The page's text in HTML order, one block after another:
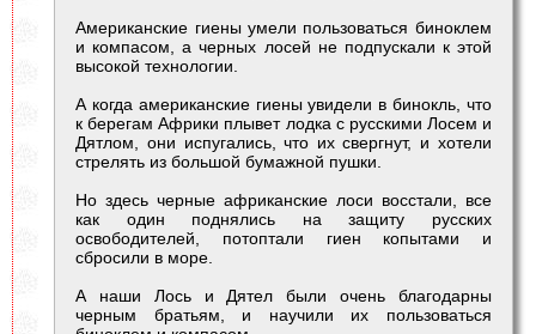
Американские гиены умели пользоваться биноклем
и компасом, а черных лосей не подпускали к этой
высокой технологии.
А когда американские гиены увидели в бинокль, что
к берегам Африки плывет лодка с русскими Лосем и
Дятлом, они испугались, что их свергнут, и хотели
стрелять из большой бумажной пушки.
Но здесь черные африканские лоси восстали, все
как один поднялись на защиту русских
освободителей, потоптали гиен копытами и
сбросили в море.
А наши Лось и Дятел были очень благодарны
черным братьям, и научили их пользоваться